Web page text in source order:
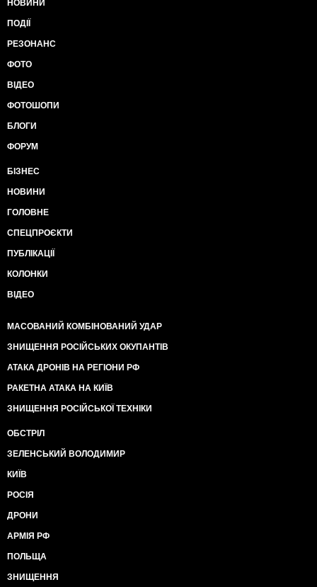
НОВИНИ
ПОДІЇ
РЕЗОНАНС
ФОТО
ВІДЕО
ФОТОШОПИ
БЛОГИ
ФОРУМ
БІЗНЕС
НОВИНИ
ГОЛОВНЕ
СПЕЦПРОЄКТИ
ПУБЛІКАЦІЇ
КОЛОНКИ
ВІДЕО
МАСОВАНИЙ КОМБІНОВАНИЙ УДАР
ЗНИЩЕННЯ РОСІЙСЬКИХ ОКУПАНТІВ
АТАКА ДРОНІВ НА РЕГІОНИ РФ
РАКЕТНА АТАКА НА КИЇВ
ЗНИЩЕННЯ РОСІЙСЬКОЇ ТЕХНІКИ
ОБСТРІЛ
ЗЕЛЕНСЬКИЙ ВОЛОДИМИР
КИЇВ
РОСІЯ
ДРОНИ
АРМІЯ РФ
ПОЛЬЩА
ЗНИЩЕННЯ